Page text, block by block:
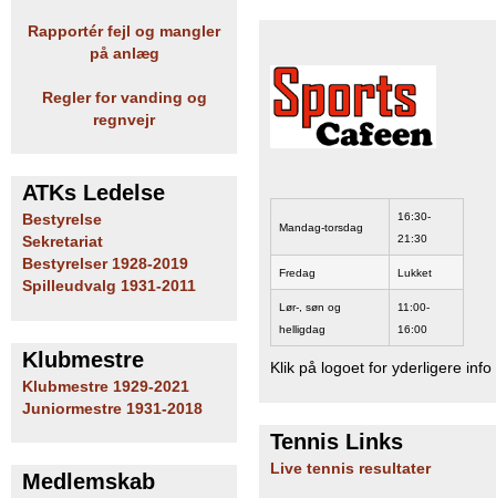
bRapportér fejl og mangler
på anlæg
Regler for vanding og
regnvejr
ATKs Ledelse
Bestyrelse
Sekretariat
Bestyrelser 1928-2019
Spilleudvalg 1931-2011
Klubmestre
Klubmestre 1929-2021
Juniormestre 1931-2018
Medlemskab
Mandag-torsdag
16:30-
21:30
Fredag Lukket
Lør-, søn og
helligdag
11:00-
16:00
Klik på logoet for yderligere info
Tennis Links
Live tennis resultater